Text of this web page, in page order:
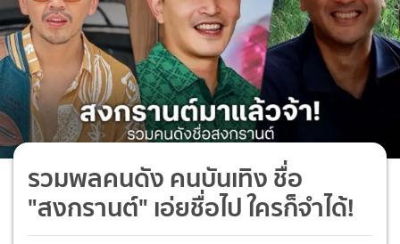
รวมพลคนดัง คนบันเทิง ชื่อ
"สงกรานต์" เอ่ยชื่อไป ใครก็จำได้!